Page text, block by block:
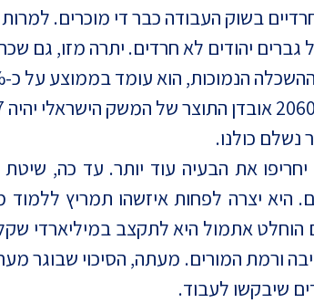
בשוק העבודה כבר די מוכרים.
רק קצת יותר מ-50%, לעומת 89% אצל גברים יהודים לא
את הבעיה עוד יותר. עד כה,
היא יצרה לפחות איזשהו תמריץ
אתמול היא לתקצב במיליארדי
ורמת המורים. מעתה, הסיכוי שבוגר
שיבקשו לעבוד.